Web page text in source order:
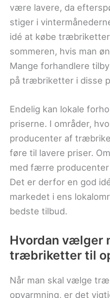
være lavere, da
stiger i
idé at købe
sommeren, hvis man
Mange forhandlere
på træbriketter i disse
Endelig kan lokale
priserne. I områder,
producenter af
føre til lavere priser.
med færre
Det er derfor en god
markedet i ens
bedste tilbud.
Hvordan vælger
træbriketter til
Når man skal vælge
opvarmning, er det